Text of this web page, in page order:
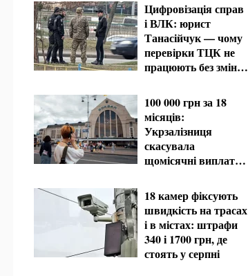
Цифровізація справ
і ВЛК: юрист
Танасійчук — чому
перевірки ТЦК не
працюють без зміни
100 000 грн за 18
місяців:
Укрзалізниця
скасувала
щомісячні виплати
18 камер фіксують
швидкість на трасах
і в містах: штрафи
340 і 1700 грн, де
стоять у серпні